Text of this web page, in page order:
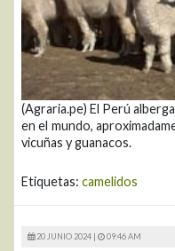
(Agraria.pe) El Perú
en el mundo,
vicuñas y guanacos.
Etiquetas: camelidos
20 JUNIO 2024 | 09:46 AM